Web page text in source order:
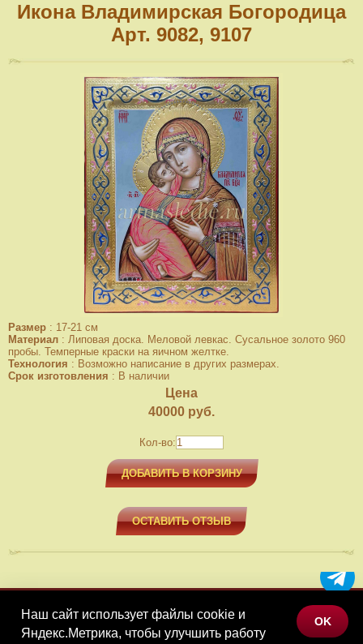
Икона Владимирская Богородица
Арт. 9082, 9107
Размер : 17-21 см
Материал : Липовая доска. Меловой левкас. Сусальное золото 960
пробы. Темперные краски на яичном желтке.
Технология : Возможно написание в других размерах.
Срок изготовления : В наличии
Цена
40000 руб.
Кол-во:
ДОБАВИТЬ В КОРЗИНУ
ОСТАВИТЬ ОТЗЫВ
МЕНЮ
КАТАЛОГ ТОВАРОВ
Наш сайт использует файлы cookie и
Яндекс.Метрика, чтобы улучшить работу
OK